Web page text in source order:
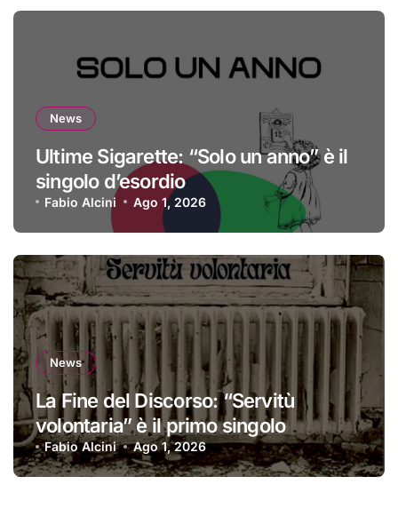
News
Ultime Sigarette: “Solo un anno” è il
singolo d’esordio
Fabio Alcini Ago 1, 2026
News
La Fine del Discorso: “Servitù
volontaria” è il primo singolo
Fabio Alcini Ago 1, 2026